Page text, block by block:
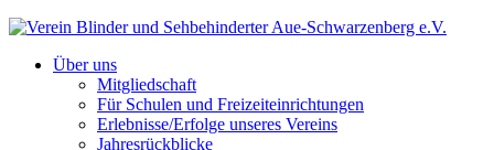
Über uns
Mitgliedschaft
Für Schulen und Freizeiteinrichtungen
Erlebnisse/Erfolge unseres Vereins
Jahresrückblicke